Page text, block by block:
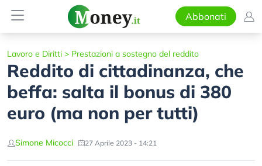
Abbonati
Lavoro e Diritti > Prestazioni a sostegno del reddito
Reddito di cittadinanza, che
beffa: salta il bonus di 380
euro (ma non per tutti)
Simone Micocci 27 Aprile 2023 - 14:21